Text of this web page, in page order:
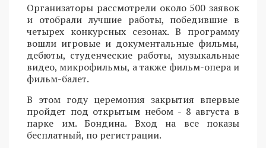
Организаторы рассмотрели около 500 заявок
и отобрали лучшие работы, победившие в
четырех конкурсных сезонах. В программу
вошли игровые и документальные фильмы,
дебюты, студенческие работы, музыкальные
видео, микрофильмы, а также фильм-опера и
фильм-балет.
В этом году церемония закрытия впервые
пройдет под открытым небом - 8 августа в
парке им. Бондина. Вход на все показы
бесплатный, по регистрации.